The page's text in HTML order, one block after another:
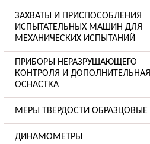
ЗАХВАТЫ И ПРИСПОСОБЛЕНИЯ
ИСПЫТАТЕЛЬНЫХ МАШИН ДЛЯ
МЕХАНИЧЕСКИХ ИСПЫТАНИЙ
ПРИБОРЫ НЕРАЗРУШАЮЩЕГО
КОНТРОЛЯ И ДОПОЛНИТЕЛЬНАЯ
ОСНАСТКА
МЕРЫ ТВЕРДОСТИ ОБРАЗЦОВЫЕ
ДИНАМОМЕТРЫ